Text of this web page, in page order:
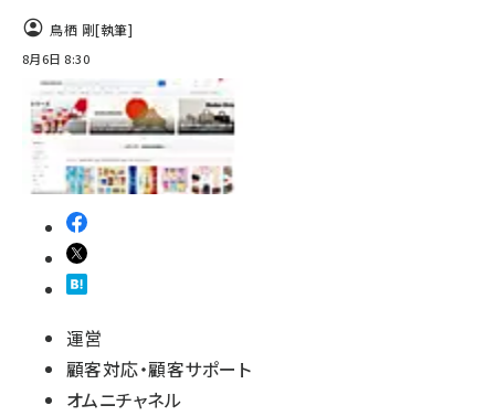
鳥栖 剛[執筆]
8月6日 8:30
運営
顧客対応・顧客サポート
オムニチャネル